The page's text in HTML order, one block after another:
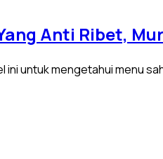
Anti Ribet,
ini untuk mengetahui menu